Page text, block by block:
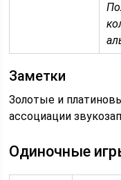
Заметки
Золотые и
ассоциации
Одиночные